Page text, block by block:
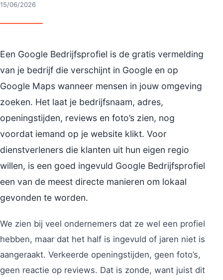
15/06/2026
Een Google Bedrijfsprofiel is de gratis vermelding
van je bedrijf die verschijnt in Google en op
Google Maps wanneer mensen in jouw omgeving
zoeken. Het laat je bedrijfsnaam, adres,
openingstijden, reviews en foto’s zien, nog
voordat iemand op je website klikt. Voor
dienstverleners die klanten uit hun eigen regio
willen, is een goed ingevuld Google Bedrijfsprofiel
een van de meest directe manieren om lokaal
gevonden te worden.
We zien bij veel ondernemers dat ze wel een profiel
hebben, maar dat het half is ingevuld of jaren niet is
aangeraakt. Verkeerde openingstijden, geen foto’s,
geen reactie op reviews. Dat is zonde, want juist dit